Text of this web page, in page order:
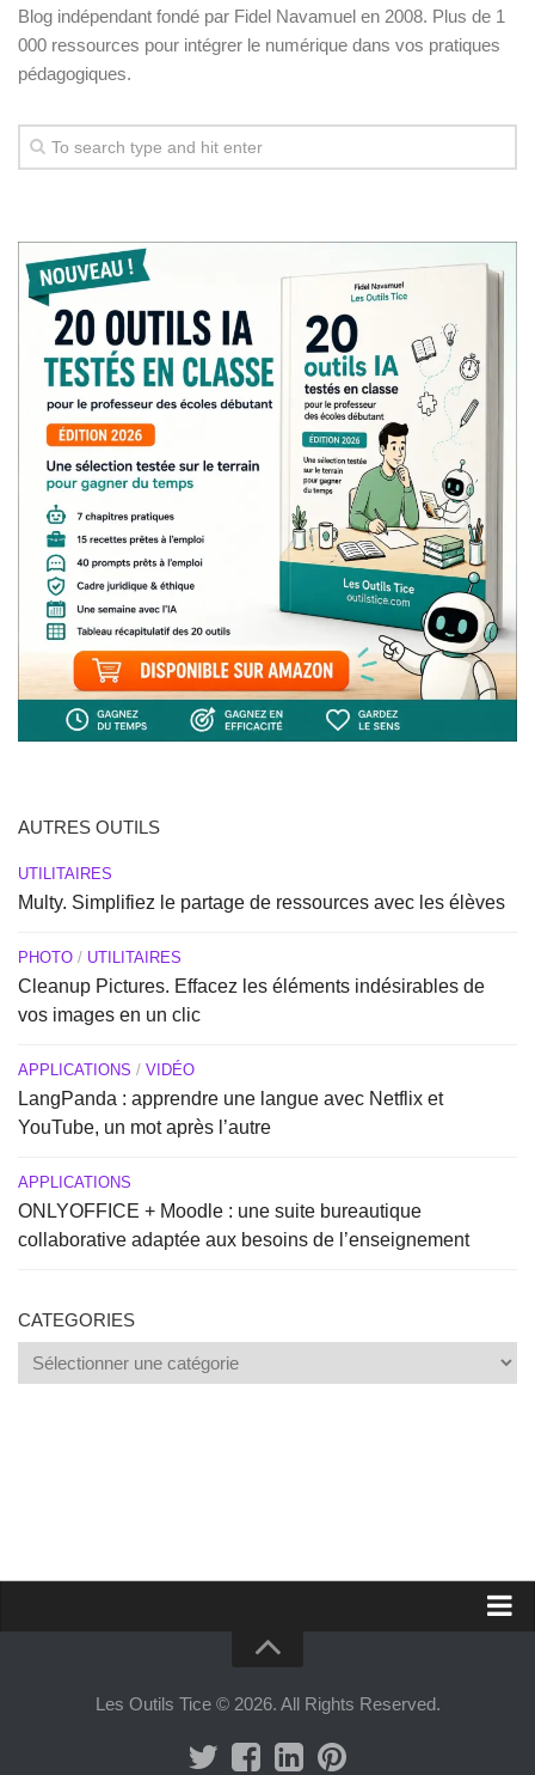
Blog indépendant fondé par Fidel Navamuel en 2008. Plus de 1
000 ressources pour intégrer le numérique dans vos pratiques
pédagogiques.
AUTRES OUTILS
UTILITAIRES
Multy. Simplifiez le partage de ressources avec les élèves
PHOTO / UTILITAIRES
Cleanup Pictures. Effacez les éléments indésirables de
vos images en un clic
APPLICATIONS / VIDÉO
LangPanda : apprendre une langue avec Netflix et
YouTube, un mot après l’autre
APPLICATIONS
ONLYOFFICE + Moodle : une suite bureautique
collaborative adaptée aux besoins de l’enseignement
CATEGORIES
Categories
Annoncer sur Outils Tice
Abonnement Premium
Les Outils Tice © 2026. All Rights Reserved.